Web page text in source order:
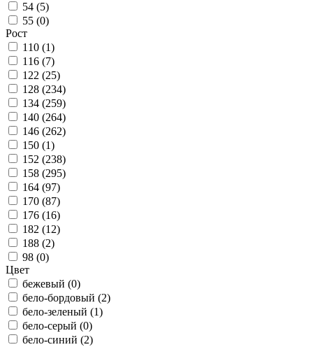
54 (5)
55 (0)
Рост
110 (1)
116 (7)
122 (25)
128 (234)
134 (259)
140 (264)
146 (262)
150 (1)
152 (238)
158 (295)
164 (97)
170 (87)
176 (16)
182 (12)
188 (2)
98 (0)
Цвет
бежевый (0)
бело-бордовый (2)
бело-зеленый (1)
бело-серый (0)
бело-синий (2)